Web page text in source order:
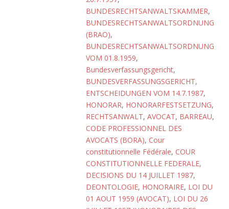
BUNDESRECHTSANWALTSKAMMER,
BUNDESRECHTSANWALTSORDNUNG
(BRAO),
BUNDESRECHTSANWALTSORDNUNG
VOM 01.8.1959,
Bundesverfassungsgericht,
BUNDESVERFASSUNGSGERICHT,
ENTSCHEIDUNGEN VOM 14.7.1987,
HONORAR, HONORARFESTSETZUNG,
RECHTSANWALT, AVOCAT, BARREAU,
CODE PROFESSIONNEL DES
AVOCATS (BORA), Cour
constitutionnelle Fédérale, COUR
CONSTITUTIONNELLE FEDERALE,
DECISIONS DU 14 JUILLET 1987,
DEONTOLOGIE, HONORAIRE, LOI DU
01 AOUT 1959 (AVOCAT), LOI DU 26